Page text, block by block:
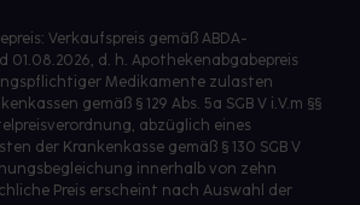
Verkaufspreis gemäß ABDA-
01.08.2026, d. h. Apothekenabgabepreis
Medikamente zulasten
gemäß § 129 Abs. 5a SGB V i.V.m §§
abzüglich eines
der Krankenkasse gemäß § 130 SGB V
innerhalb von zehn
Preis erscheint nach Auswahl der